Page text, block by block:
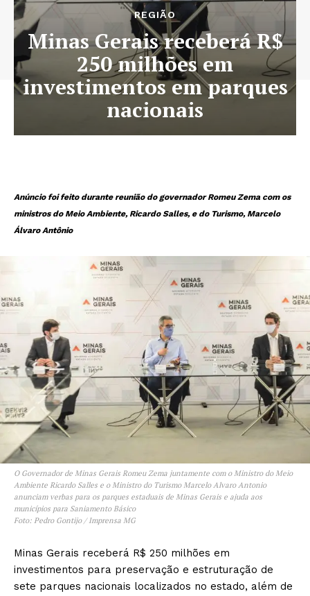
REGIÃO
Minas Gerais receberá R$
250 milhões em
investimentos em parques
nacionais
Anúncio foi feito durante reunião do governador Romeu Zema com os
ministros do Meio Ambiente, Ricardo Salles, e do Turismo, Marcelo
Álvaro Antônio
O Governador de Minas Gerais Romeu Zema juntamente com o Ministro do Meio
Ambiente Ricardo Salles e o Ministro do Turismo Marcelo Alvaro Antonio
anunciam verbas para os parques estaduais de Minas Gerais e ajuda aos
municípios para Saniamento Básico
Foto: Pedro Gontijo / Imprensa MG
Minas Gerais receberá R$ 250 milhões em
investimentos para preservação e estruturação de
sete parques nacionais localizados no estado, além de